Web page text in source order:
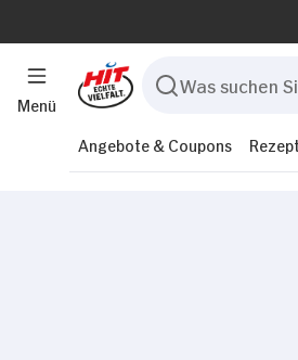
Menü
Angebote & Coupons